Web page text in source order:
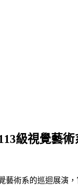
級視覺藝
藝術系的巡迴展演